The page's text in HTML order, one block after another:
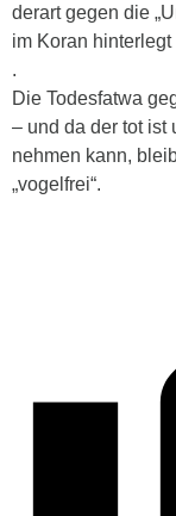
derart gegen die
im Koran hinterlegt
.
Die Todesfatwa
– und da der tot ist
nehmen kann,
„vogelfrei“.